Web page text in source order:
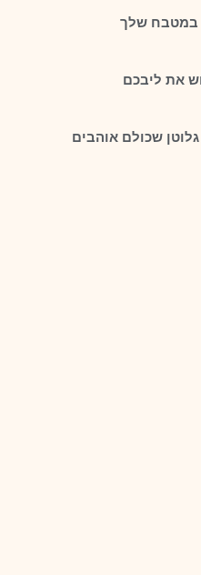
במטבח שלך
את ליבכם
שכולם אוהבים